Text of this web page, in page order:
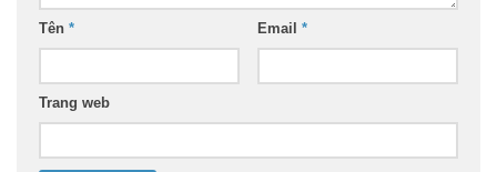
Tên * Email *
Trang web